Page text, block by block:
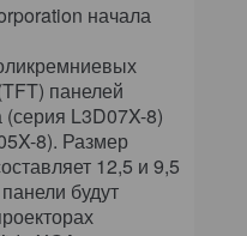
начала
панелей
L3D07X-8)
8). Размер
12,5 и 9,5
будут